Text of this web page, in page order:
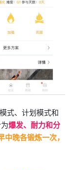
式、计划模式和
爆发、耐力和分
中晚各锻炼一次，